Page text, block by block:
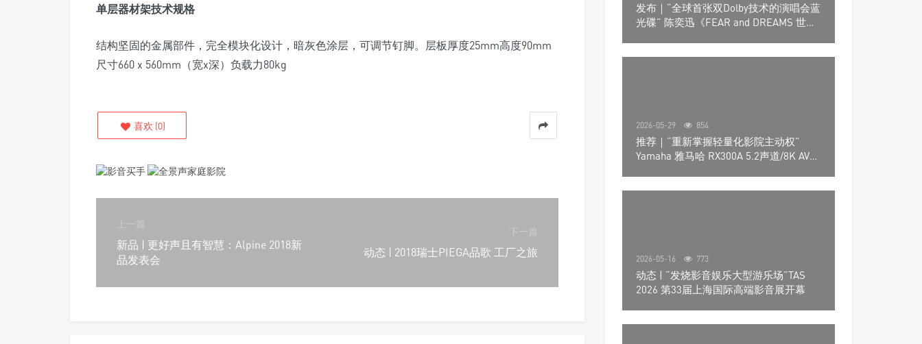
单层器材架技术规格
结构坚固的金属部件，完全模块化设计，暗灰色涂层，可调节钉脚。层板厚度25mm高度90mm
尺寸660 x 560mm（宽x深）负载力80kg
喜欢 (0)
上一篇
新品 | 更好声且有智慧：Alpine 2018新
品发表会
下一篇
动态 | 2018瑞士PIEGA品歌 工厂之旅
发布｜“全球首张双Dolby技术的演唱会蓝
光碟” 陈奕迅《FEAR and DREAMS 世界
2026-05-29 854
推荐｜“重新掌握轻量化影院主动权”
Yamaha 雅马哈 RX300A 5.2声道/8K AV放
2026-05-16 773
动态 | “发烧影音娱乐大型游乐场”TAS
2026 第33届上海国际高端影音展开幕